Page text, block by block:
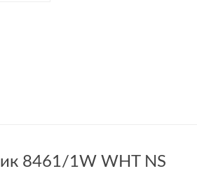
8461/1W WHT NS